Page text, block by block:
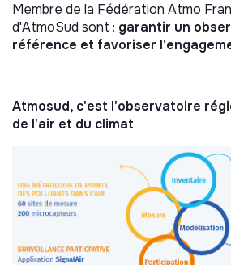
Membre de la Fédération Atmo
d'AtmoSud sont : garantir un
référence et favoriser
Atmosud, c'est l'observatoire
de l'air et du climat